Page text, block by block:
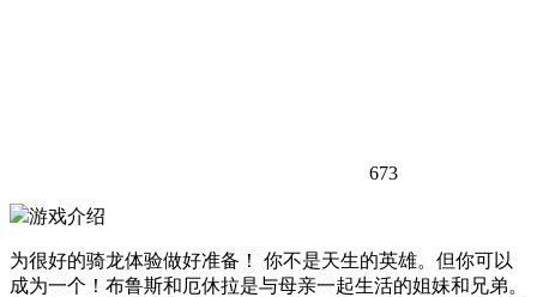
673
游戏介绍
为很好的骑龙体验做好准备！ 你不是天生的英雄。但你可以
成为一个！布鲁斯和厄休拉是与母亲一起生活的姐妹和兄弟。